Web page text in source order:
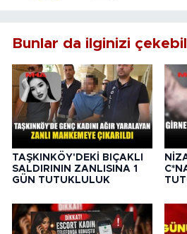
Bunlar da ilginizi
TAŞKINKÖY'DEKİ BIÇAKLI
SALDIRININ ZANLISINA 1
GÜN TUTUKLULUK